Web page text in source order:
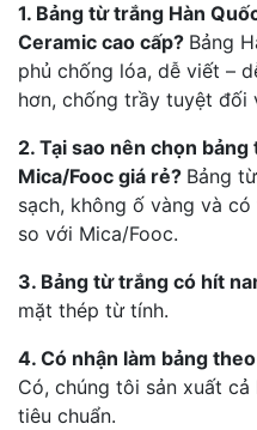
1. Bảng từ trắng Hàn
Ceramic cao cấp? Bảng
phủ chống lóa, dễ viết –
hơn, chống trầy tuyệt đối
2. Tại sao nên chọn
Mica/Fooc giá rẻ? Bảng
sạch, không ố vàng và
so với Mica/Fooc.
3. Bảng từ trắng có hít
mặt thép từ tính.
4. Có nhận làm bảng
Có, chúng tôi sản xuất
tiêu chuẩn.